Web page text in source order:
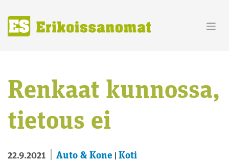
content
Renkaat kunnossa,
tietous ei
22.9.2021 Auto & Kone Koti